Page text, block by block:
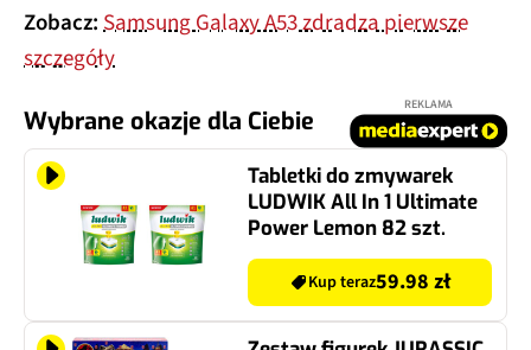
Zobacz:Samsung Galaxy A53 zdradza pierwsze
szczegóły
Wybrane okazje dla Ciebie
REKLAMA
Tabletki do zmywarek
LUDWIK All In 1 Ultimate
Power Lemon 82 szt.
Kup teraz59.98 zł